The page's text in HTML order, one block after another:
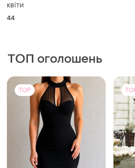
ТОП оголошень